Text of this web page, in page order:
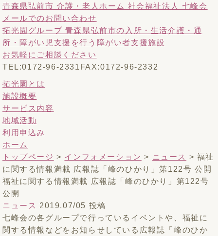
青森県弘前市 介護・老人ホーム 社会福祉法人 七峰会
メールでのお問い合わせ
拓光園グループ 青森県弘前市の入所・生活介護・通
所・障がい児支援を行う障がい者支援施設
お気軽にご相談ください
TEL:0172-96-2331 FAX:0172-96-2332
拓光園とは
施設概要
サービス内容
地域活動
利用申込み
ホーム
トップページ > インフォメーション > ニュース > 福祉
に関する情報満載 広報誌「峰のひかり」第122号 公開
福祉に関する情報満載 広報誌「峰のひかり」第122号
公開
ニュース
2019.07/05 投稿
七峰会の各グループで行っているイベントや、福祉に
関する情報などをお知らせしている広報誌「峰のひか